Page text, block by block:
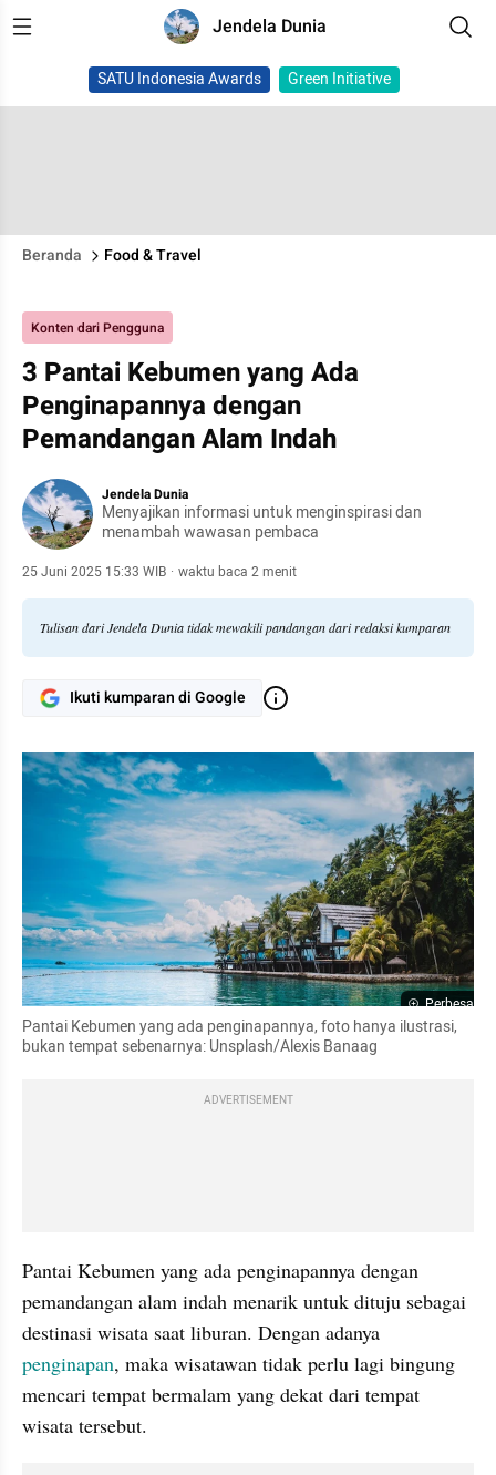
Jendela Dunia
SATU Indonesia Awards Green Initiative
Beranda Food & Travel
Konten dari Pengguna
3 Pantai Kebumen yang Ada
Penginapannya dengan
Pemandangan Alam Indah
Jendela Dunia
Menyajikan informasi untuk menginspirasi dan
menambah wawasan pembaca
25 Juni 2025 15:33 WIB · waktu baca 2 menit
Tulisan dari Jendela Dunia tidak mewakili pandangan dari redaksi kumparan
Ikuti kumparan di Google
Perbesar
Pantai Kebumen yang ada penginapannya, foto hanya ilustrasi,
bukan tempat sebenarnya: Unsplash/Alexis Banaag
ADVERTISEMENT
Pantai Kebumen yang ada penginapannya dengan
pemandangan alam indah menarik untuk dituju sebagai
penginapan, maka wisatawan tidak perlu lagi bingung
mencari tempat bermalam yang dekat dari tempat
wisata tersebut.